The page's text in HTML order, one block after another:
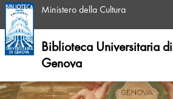
Ministero della Cultura
Biblioteca Universitaria di
Genova